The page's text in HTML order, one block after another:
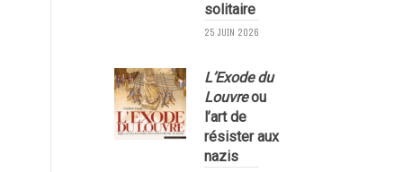
solitaire
25 JUIN 2026
L’Exode du
Louvreou
l’art de
résister aux
nazis